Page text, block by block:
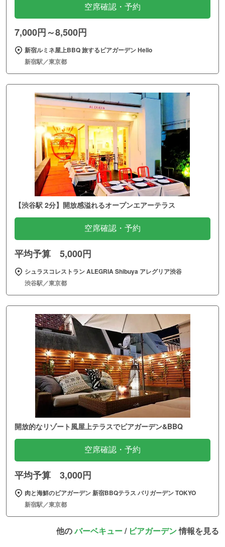
空席確認・予約
7,000円～8,500円
新宿ルミネ屋上BBQ 旅するビアガーデン Hello
新宿駅／東京都
【渋谷駅 2分】開放感溢れるオープンエアーテラス
空席確認・予約
平均予算 5,000円
シュラスコレストラン ALEGRIA Shibuya アレグリア渋谷
渋谷駅／東京都
開放的なリゾート風屋上テラスでビアガーデン&BBQ
空席確認・予約
平均予算 3,000円
肉と海鮮のビアガーデン 新宿BBQテラス バリガーデン TOKYO
新宿駅／東京都
他のバーベキュー/ ビアガーデン情報を見る